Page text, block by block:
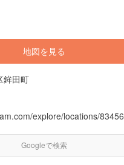
地図を見る
鉾田町
explore/locations/83456
Googleで検索